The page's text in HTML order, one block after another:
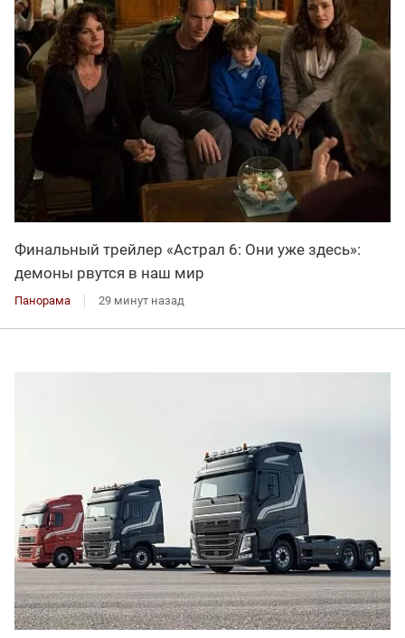
Финальный трейлер «Астрал 6: Они уже здесь»:
демоны рвутся в наш мир
Панорама 29 минут назад